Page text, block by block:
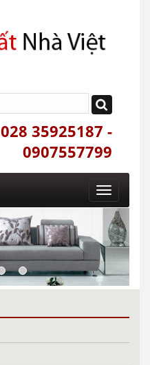
028 35925187 -
0907557799
Toggle